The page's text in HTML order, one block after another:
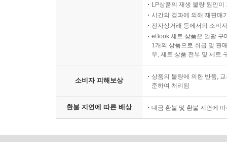
LP상품의 재생 불량 원인
시간의 경과에 의해 재판매
전자상거래 등에서의 소비
eBook 세트 상품은 일괄 구
1개의 상품으로 취급 및 판
우, 세트 상품 전부 및 세트
소비자 피해보상
상품의 불량에 의한 반품,
준하여 처리됨
환불 지연에 따른 배상 대금 환불 및 환불 지연에